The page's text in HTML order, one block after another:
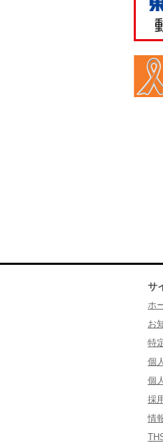
サ
ホ
お
特
個
個
採
情